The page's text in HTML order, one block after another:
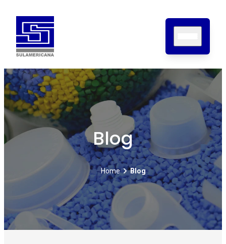
Home
Sobre nós
Produtos
Certificações
Contato
Blog
Blog
Home Blog